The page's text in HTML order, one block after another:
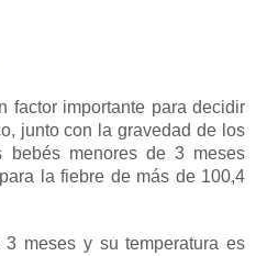
factor importante para decidir
junto con la gravedad de los
bebés menores de 3 meses
la fiebre de más de 100,4
meses y su temperatura es